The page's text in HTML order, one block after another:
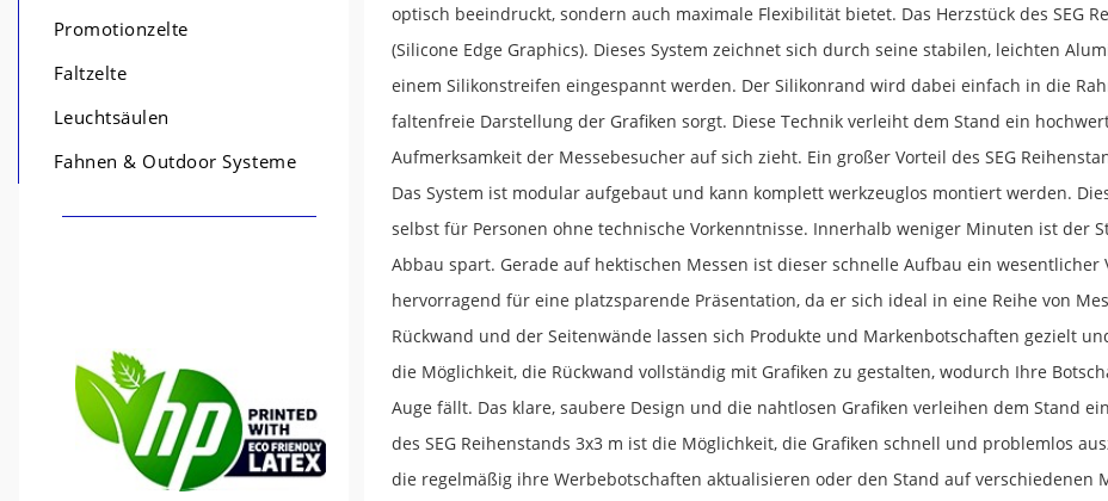
Promotionzelte
Faltzelte
Leuchtsäulen
Fahnen & Outdoor Systeme
optisch beeindruckt, sondern auch maximale Flexibilität bietet. Das Herzstück des SEG
(Silicone Edge Graphics). Dieses System zeichnet sich durch seine stabilen, leichten
einem Silikonstreifen eingespannt werden. Der Silikonrand wird dabei einfach in die
faltenfreie Darstellung der Grafiken sorgt. Diese Technik verleiht dem Stand ein
Aufmerksamkeit der Messebesucher auf sich zieht. Ein großer Vorteil des SEG
Das System ist modular aufgebaut und kann komplett werkzeuglos montiert werden.
selbst für Personen ohne technische Vorkenntnisse. Innerhalb weniger Minuten ist der
Abbau spart. Gerade auf hektischen Messen ist dieser schnelle Aufbau ein wesentlicher
hervorragend für eine platzsparende Präsentation, da er sich ideal in eine Reihe von
Rückwand und der Seitenwände lassen sich Produkte und Markenbotschaften gezielt
die Möglichkeit, die Rückwand vollständig mit Grafiken zu gestalten, wodurch Ihre
Auge fällt. Das klare, saubere Design und die nahtlosen Grafiken verleihen dem Stand
des SEG Reihenstands 3x3 m ist die Möglichkeit, die Grafiken schnell und problemlos
die regelmäßig ihre Werbebotschaften aktualisieren oder den Stand auf verschiedenen